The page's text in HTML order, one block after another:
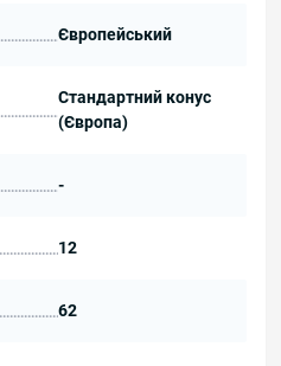
Європейський
Стандартний конус
(Європа)
-
12
62